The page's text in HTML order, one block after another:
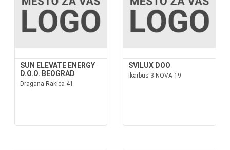
SUN ELEVATE ENERGY
D.O.O. BEOGRAD
Dragana Rakića 41
SVILUX DOO
Ikarbus 3 NOVA 19